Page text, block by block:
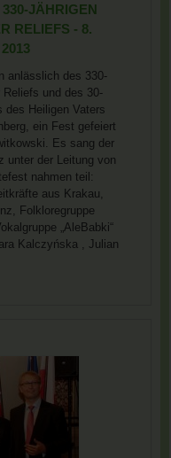
JÄHRIGEN
RELIEFS - 8.
anlässlich des 330-
und des 30-
des Heiligen Vaters
ein Fest gefeiert
Es sang der
unter der Leitung von
nahmen teil:
aus Krakau,
Folkloregruppe
„AleBabki“
Kalczyńska , Julian